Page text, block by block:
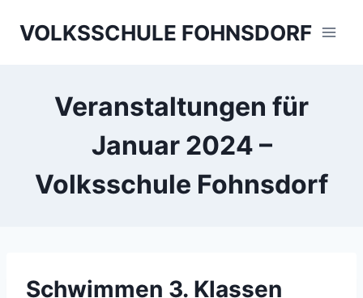
VOLKSSCHULE FOHNSDORF
Veranstaltungen für
Januar 2024 –
Volksschule Fohnsdorf
Schwimmen 3. Klassen